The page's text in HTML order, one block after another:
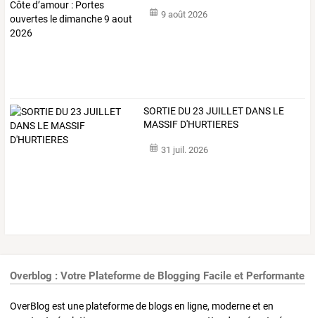
9 août 2026
SORTIE DU 23 JUILLET DANS LE
MASSIF D'HURTIERES
31 juil. 2026
Overblog : Votre Plateforme de Blogging Facile et Performante
OverBlog est une plateforme de blogs en ligne, moderne et en